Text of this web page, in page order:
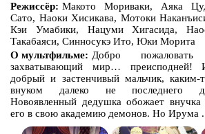
Режиссёр: Макото Мориваки, Аяка
Сато, Наоки Хисикава, Мотоки
Кэи Умабики, Нацуми Хигасида,
Такабаяси, Синносукэ Ито, Юки Морита
О мультфильме: Добро
захватывающий мир…
добрый и застенчивый мальчик,
внуком далеко не последнего
Новоявленный дедушка обожает внучка
его в свою академию демонов. Но Ирума